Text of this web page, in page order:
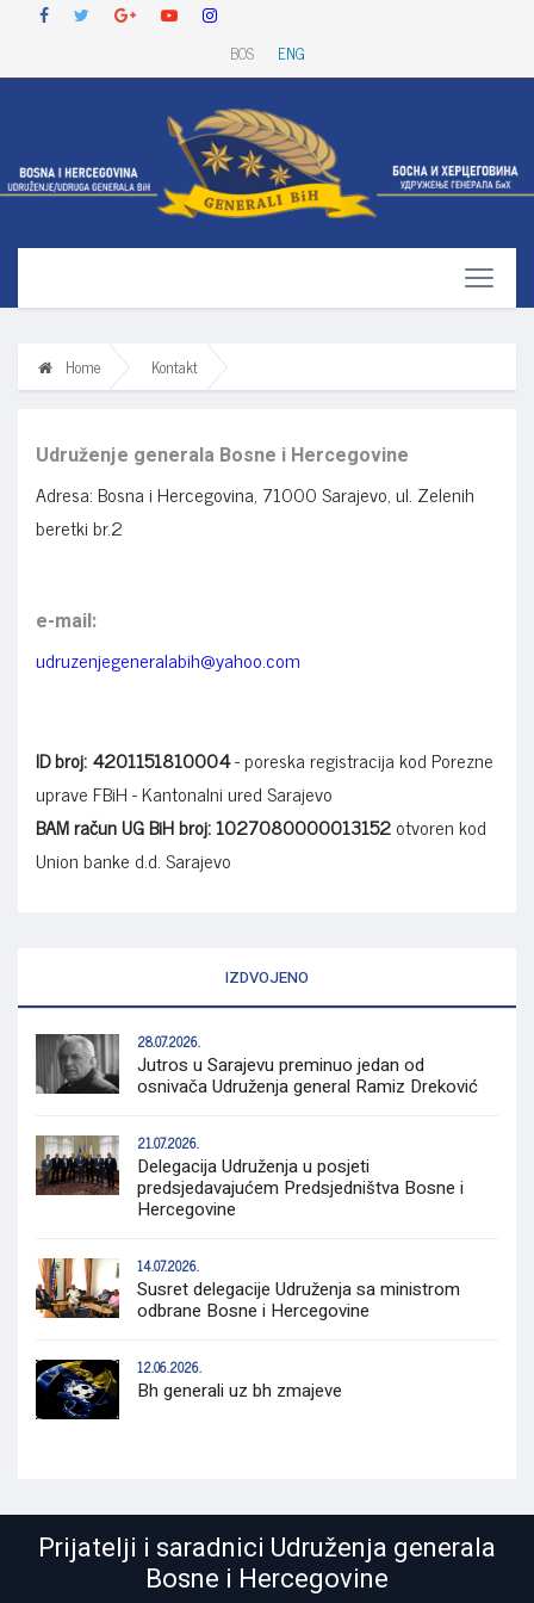
BOS ENG
Home Kontakt
Udruženje generala Bosne i Hercegovine
Adresa: Bosna i Hercegovina, 71000 Sarajevo, ul. Zelenih
beretki br.2
e-mail:
udruzenjegeneralabih@yahoo.com
ID broj: 4201151810004- poreska registracija kod Porezne
uprave FBiH - Kantonalni ured Sarajevo
BAM račun UG BiH broj: 1027080000013152otvoren kod
Union banke d.d. Sarajevo
IZDVOJENO
28.07.2026.
Jutros u Sarajevu preminuo jedan od
osnivača Udruženja general Ramiz Dreković
21.07.2026.
Delegacija Udruženja u posjeti
predsjedavajućem Predsjedništva Bosne i
Hercegovine
14.07.2026.
Susret delegacije Udruženja sa ministrom
odbrane Bosne i Hercegovine
12.06.2026.
Bh generali uz bh zmajeve
Prijatelji i saradnici Udruženja generala
Bosne i Hercegovine